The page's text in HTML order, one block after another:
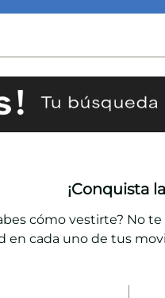
¡Conquista
cómo vestirte? No
en cada uno de tus
en relieve, largo
No esperes más